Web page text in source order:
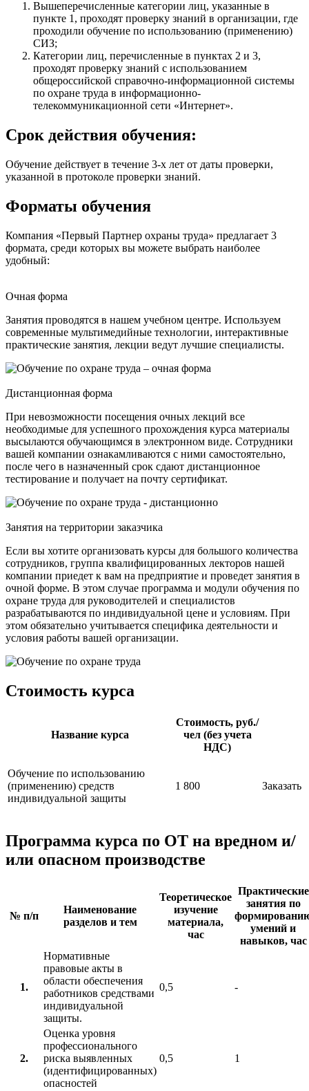
Вышеперечисленные категории лиц, указанные в
пункте 1, проходят проверку знаний в организации, где
проходили обучение по использованию (применению)
СИЗ;
Категории лиц, перечисленные в пунктах 2 и 3,
проходят проверку знаний с использованием
общероссийской справочно-информационной системы
по охране труда в информационно-
телекоммуникационной сети «Интернет».
Срок действия обучения:
Обучение действует в течение 3-х лет от даты проверки,
указанной в протоколе проверки знаний.
Форматы обучения
Компания «Первый Партнер охраны труда» предлагает 3
формата, среди которых вы можете выбрать наиболее
удобный:
Очная форма
Занятия проводятся в нашем учебном центре. Используем
современные мультимедийные технологии, интерактивные
практические занятия, лекции ведут лучшие специалисты.
Дистанционная форма
При невозможности посещения очных лекций все
необходимые для успешного прохождения курса материалы
высылаются обучающимся в электронном виде. Сотрудники
вашей компании ознакамливаются с ними самостоятельно,
после чего в назначенный срок сдают дистанционное
тестирование и получает на почту сертификат.
Занятия на территории заказчика
Если вы хотите организовать курсы для большого количества
сотрудников, группа квалифицированных лекторов нашей
компании приедет к вам на предприятие и проведет занятия в
очной форме. В этом случае программа и модули обучения по
охране труда для руководителей и специалистов
разрабатываются по индивидуальной цене и условиям. При
этом обязательно учитывается специфика деятельности и
условия работы вашей организации.
Стоимость курса
Название курса
Стоимость, руб./
чел (без учета
НДС)
Обучение по использованию
(применению) средств
индивидуальной защиты
1 800 Заказать
Программа курса по ОТ на вредном и/
или опасном производстве
№ п/п
Наименование
разделов и тем
Теоретическое
изучение
материала,
час
Практические
занятия по
умений и
навыков, час
1.
Нормативные
правовые акты в
области обеспечения
работников средствами
индивидуальной
защиты.
0,5 -
2.
Оценка уровня
профессионального
риска выявленных
(идентифицированных)
опасностей
0,5 1